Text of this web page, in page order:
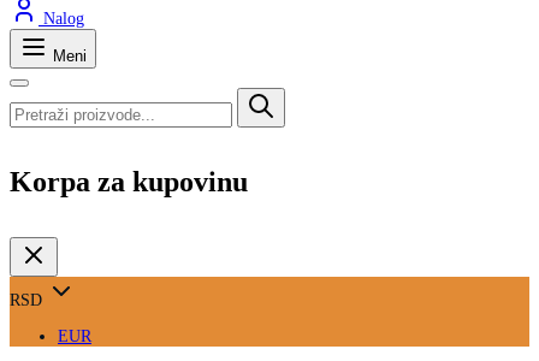
Nalog
Meni
Korpa za kupovinu
RSD
EUR